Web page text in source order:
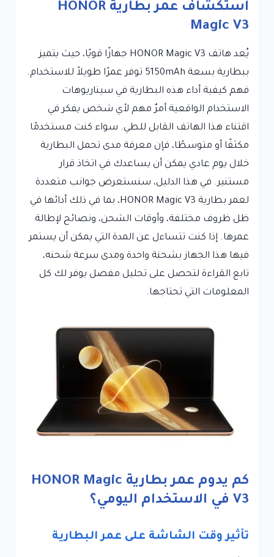
استكشاف عمر بطارية HONOR
Magic V3
يُعد هاتف HONOR Magic V3 جهازًا قويًا، حيث يتميز
ببطارية بسعة 5150mAh توفر عمرًا طويلاً للاستخدام.
فهم كيفية أداء هذه البطارية في سيناريوهات
الاستخدام الواقعية أمرٌ مهم لأي شخص يفكر في
اقتناء هذا الهاتف القابل للطي. سواء كنت مستخدمًا
مكثفًا أو متوسطًا، فإن معرفة مدى تحمل البطارية
خلال يوم عادي يمكن أن يساعدك في اتخاذ قرار
مستنير. في هذا الدليل، سنستعرض جوانب متعددة
لعمر بطارية HONOR Magic V3، بما في ذلك أدائها في
ظل ظروف مختلفة، وأوقات الشحن، ونصائح لإطالة
عمرها. إذا كنت تتساءل عن المدة التي يمكن أن يستمر
فيها هذا الجهاز بشحنة واحدة ومدى سرعة شحنه،
تابع القراءة لتحصل على تحليل مفصل يوفر لك كل
المعلومات التي تحتاجها.
كم يدوم عمر بطارية HONOR Magic
V3 في الاستخدام اليومي؟
تأثير وقت الشاشة على عمر البطارية